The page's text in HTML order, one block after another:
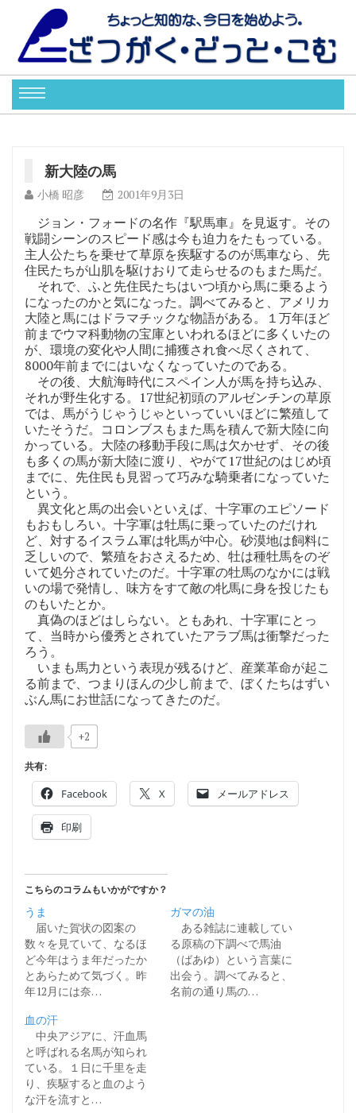
新大陸の馬
小橋 昭彦 2001年9月3日
ジョン・フォードの名作『駅馬車』を見返す。その
戦闘シーンのスピード感は今も迫力をたもっている。
主人公たちを乗せて草原を疾駆するのが馬車なら、先
住民たちが山肌を駆けおりて走らせるのもまた馬だ。
それで、ふと先住民たちはいつ頃から馬に乗るよう
になったのかと気になった。調べてみると、アメリカ
大陸と馬にはドラマチックな物語がある。１万年ほど
前までウマ科動物の宝庫といわれるほどに多くいたの
が、環境の変化や人間に捕獲され食べ尽くされて、
8000年前までにはいなくなっていたのである。
その後、大航海時代にスペイン人が馬を持ち込み、
それが野生化する。17世紀初頭のアルゼンチンの草原
では、馬がうじゃうじゃといっていいほどに繁殖して
いたそうだ。コロンブスもまた馬を積んで新大陸に向
かっている。大陸の移動手段に馬は欠かせず、その後
も多くの馬が新大陸に渡り、やがて17世紀のはじめ頃
までに、先住民も見習って巧みな騎乗者になっていた
という。
異文化と馬の出会いといえば、十字軍のエピソード
もおもしろい。十字軍は牡馬に乗っていたのだけれ
ど、対するイスラム軍は牝馬が中心。砂漠地は飼料に
乏しいので、繁殖をおさえるため、牡は種牡馬をのぞ
いて処分されていたのだ。十字軍の牡馬のなかには戦
いの場で発情し、味方をすて敵の牝馬に身を投じたも
のもいたとか。
真偽のほどはしらない。ともあれ、十字軍にとっ
て、当時から優秀とされていたアラブ馬は衝撃だった
ろう。
いまも馬力という表現が残るけど、産業革命が起こ
る前まで、つまりほんの少し前まで、ぼくたちはずい
ぶん馬にお世話になってきたのだ。
+2
共有:
Facebook X メールアドレス
印刷
こちらのコラムもいかがですか？
うま
届いた賀状の図案の
数々を見ていて、なるほ
ど今年はうま年だったか
とあらためて気づく。昨
年12月には奈…
ガマの油
ある雑誌に連載してい
る原稿の下調べで馬油
（ばあゆ）という言葉に
出会う。調べてみると、
名前の通り馬の…
血の汗
中央アジアに、汗血馬
と呼ばれる名馬が知られ
ている。１日に千里を走
り、疾駆すると血のよう
な汗を流すと…